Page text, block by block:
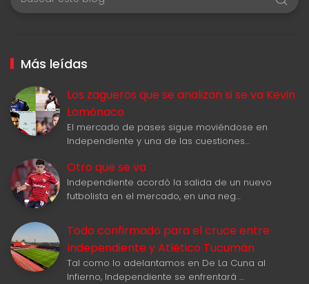
Más leídas
Los zagueros que se analizan si se va Kevin
Lomónaco
El mercado de pases sigue moviéndose en
Independiente y una de las cuestiones…
Otro que se va
Independiente acordó la salida de un nuevo
futbolista en el mercado, en una neg…
Todo confirmado para el cruce entre
Independiente y Atlético Tucumán
Tal como lo adelantamos en De La Cuna al
Infierno, Independiente se enfrentará …